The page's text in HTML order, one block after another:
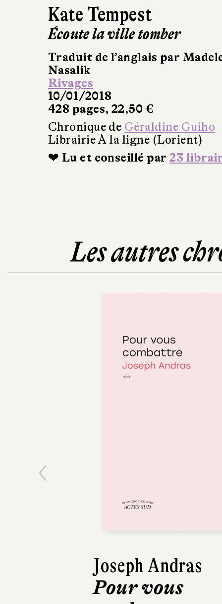
Kate Tempest
Écoute la ville tomber
Traduit de l’anglais par
Nasalik
Rivages
10/01/2018
428 pages, 22,50 €
Chronique de Géraldine Guiho
Librairie À la ligne (Lorient)
❤ Lu et conseillé par23
Les autres
Mateo
Buck & moi
Previous